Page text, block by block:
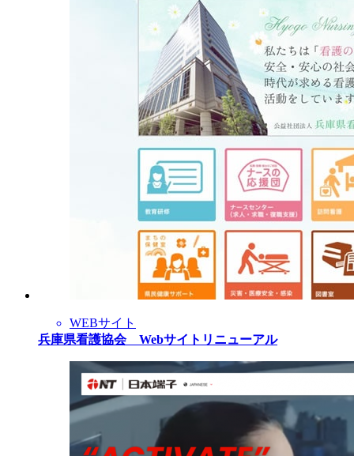
WEBサイト
兵庫県看護協会 Webサイトリニューアル